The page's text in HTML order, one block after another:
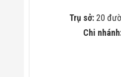
Trụ sở: 20
Chi